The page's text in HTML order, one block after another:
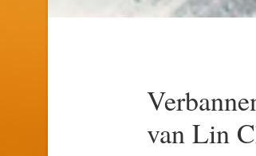
van Lin